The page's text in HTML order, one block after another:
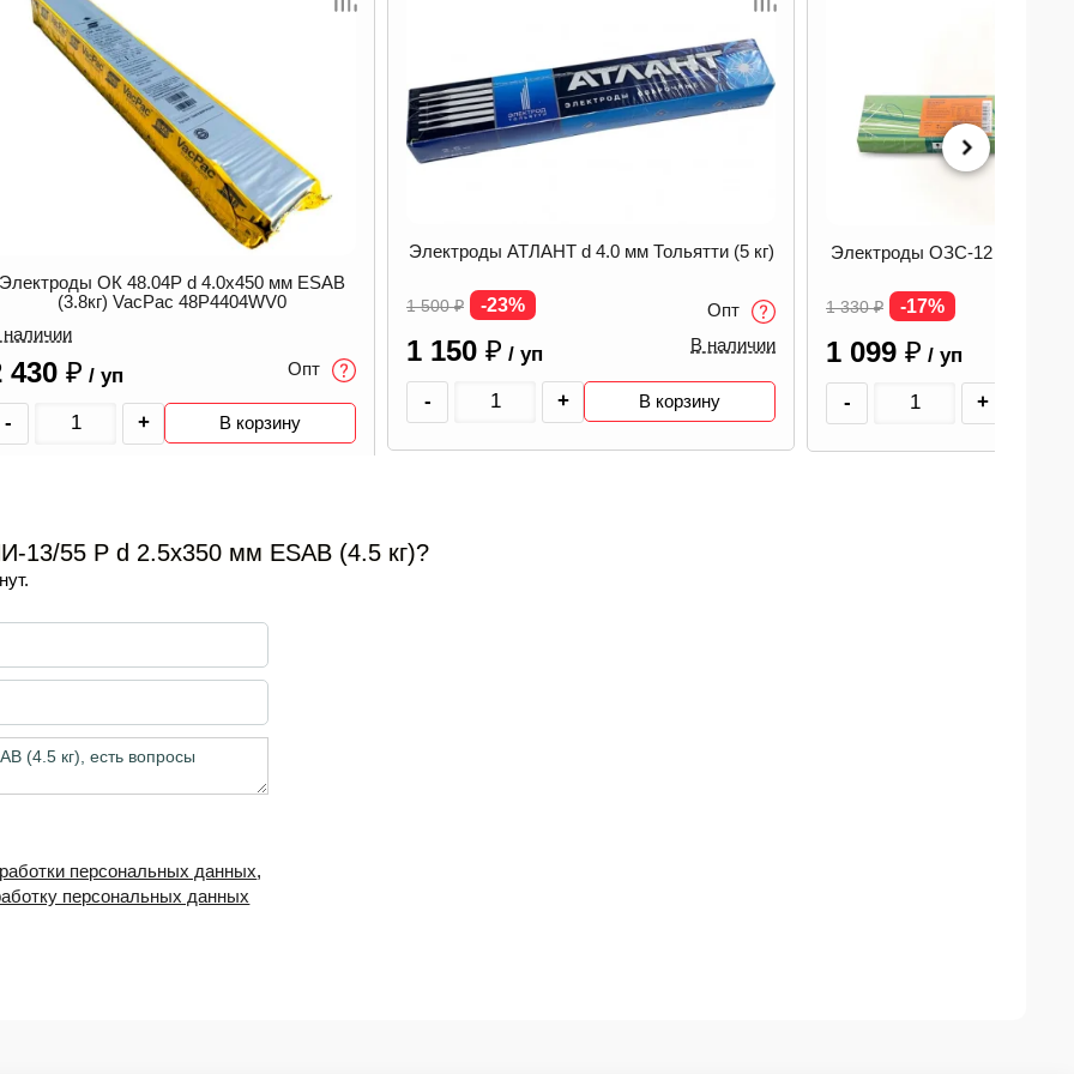
Электроды АТЛАНТ d 4.0 мм Тольятти (5 кг)
-23%
150₽
- + В корзину
Электроды ОЗС-12 d 4.0 мм Тольятти (5 кг)
1 330₽ -17%
1 099 ₽ / уп
Опт
В наличии
- + В корзину
Электроды МР-3 d 3.0 мм
360₽ -31%
250₽ / уп
- +
13/55 Р d 2.5х350 мм ESAB (4.5 кг)?
персональных данных,
персональных данных